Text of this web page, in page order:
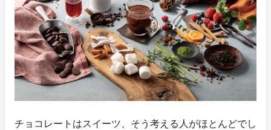
チョコレートはスイーツ、そう考える人がほとんどでし